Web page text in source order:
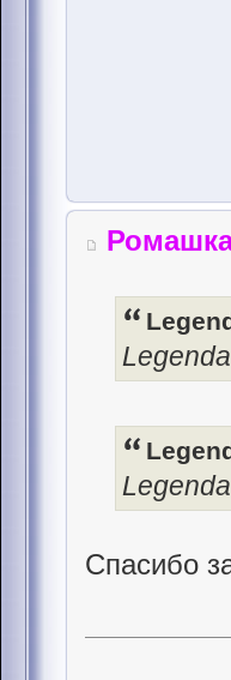
Спасибо